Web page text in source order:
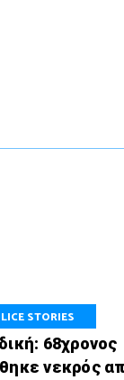
STORIES
68χρονος
νεκρός